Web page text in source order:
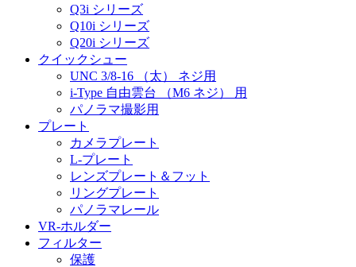
Q3i シリーズ
Q10i シリーズ
Q20i シリーズ
クイックシュー
UNC 3/8-16 （太） ネジ用
i-Type 自由雲台 （M6 ネジ） 用
パノラマ撮影用
プレート
カメラプレート
L-プレート
レンズプレート＆フット
リングプレート
パノラマレール
VR-ホルダー
フィルター
保護